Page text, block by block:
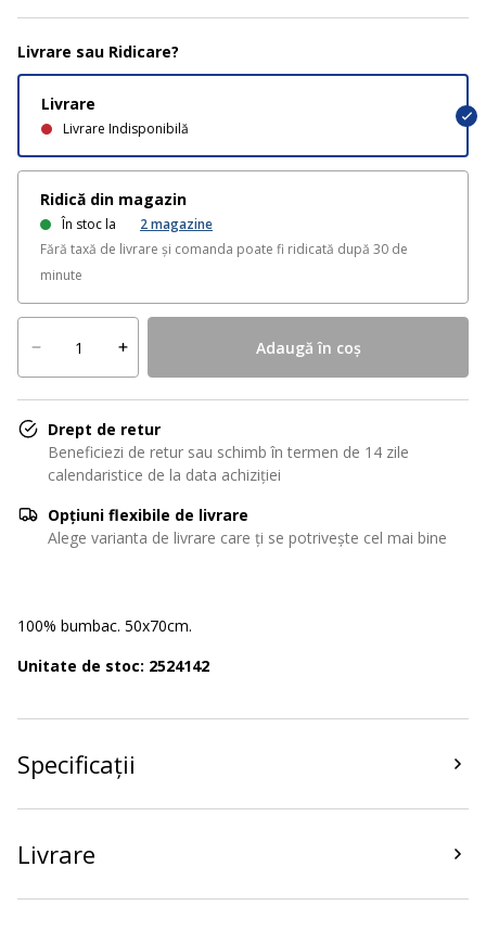
Livrare sau Ridicare?
Livrare
Livrare Indisponibilă
Ridică din magazin
În stoc la 2magazine
Fără taxă de livrare și comanda poate fi ridicată după 30 de
minute
Adaugă în coș
Drept de retur
Beneficiezi de retur sau schimb în termen de 14 zile
calendaristice de la data achiziției
Opțiuni flexibile de livrare
Alege varianta de livrare care ți se potrivește cel mai bine
100% bumbac. 50x70cm.
Unitate de stoc: 2524142
Specificații
Livrare